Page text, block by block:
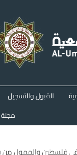
القبول والتسجيل
مجلة
فلسطين والممول